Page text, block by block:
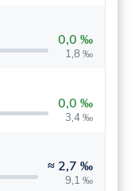
0,0 ‰
1,8 ‰
0,0 ‰
3,4 ‰
≈ 2,7 ‰
9,1 ‰